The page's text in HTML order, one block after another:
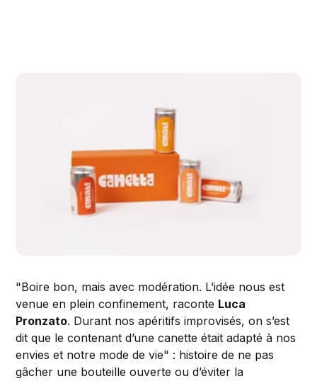
"Boire bon, mais avec modération. L’idée nous est
venue en plein confinement, raconte Luca
Pronzato. Durant nos apéritifs improvisés, on s’est
dit que le contenant d’une canette était adapté à nos
envies et notre mode de vie" : histoire de ne pas
gâcher une bouteille ouverte ou d’éviter la